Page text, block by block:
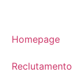
Homepage
Reclutamento